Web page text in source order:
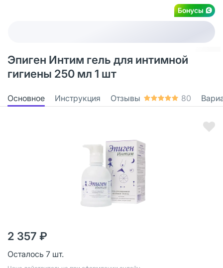
Бонусы
Эпиген Интим гель для интимной
гигиены 250 мл 1 шт
Основное Инструкция Отзывы 80
2 357 ₽
Осталось 7 шт.